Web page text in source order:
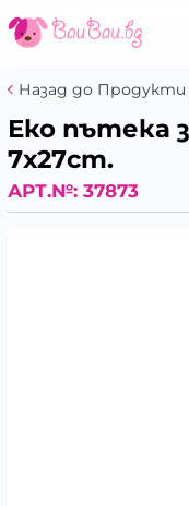
Назад до Продукти
Еко пътека
7х27cm.
АРТ.№: 37873